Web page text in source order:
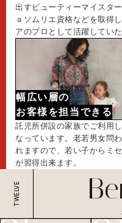
出すビューティーマイスタ
ａソムリエ資格などを取得
アのプロとして活躍していた
幅広い層の
お客様を担当できる
託児所併設の家族でご利用
なっています。老若男女問
れますので、若い子からミ
が習得出来ます。